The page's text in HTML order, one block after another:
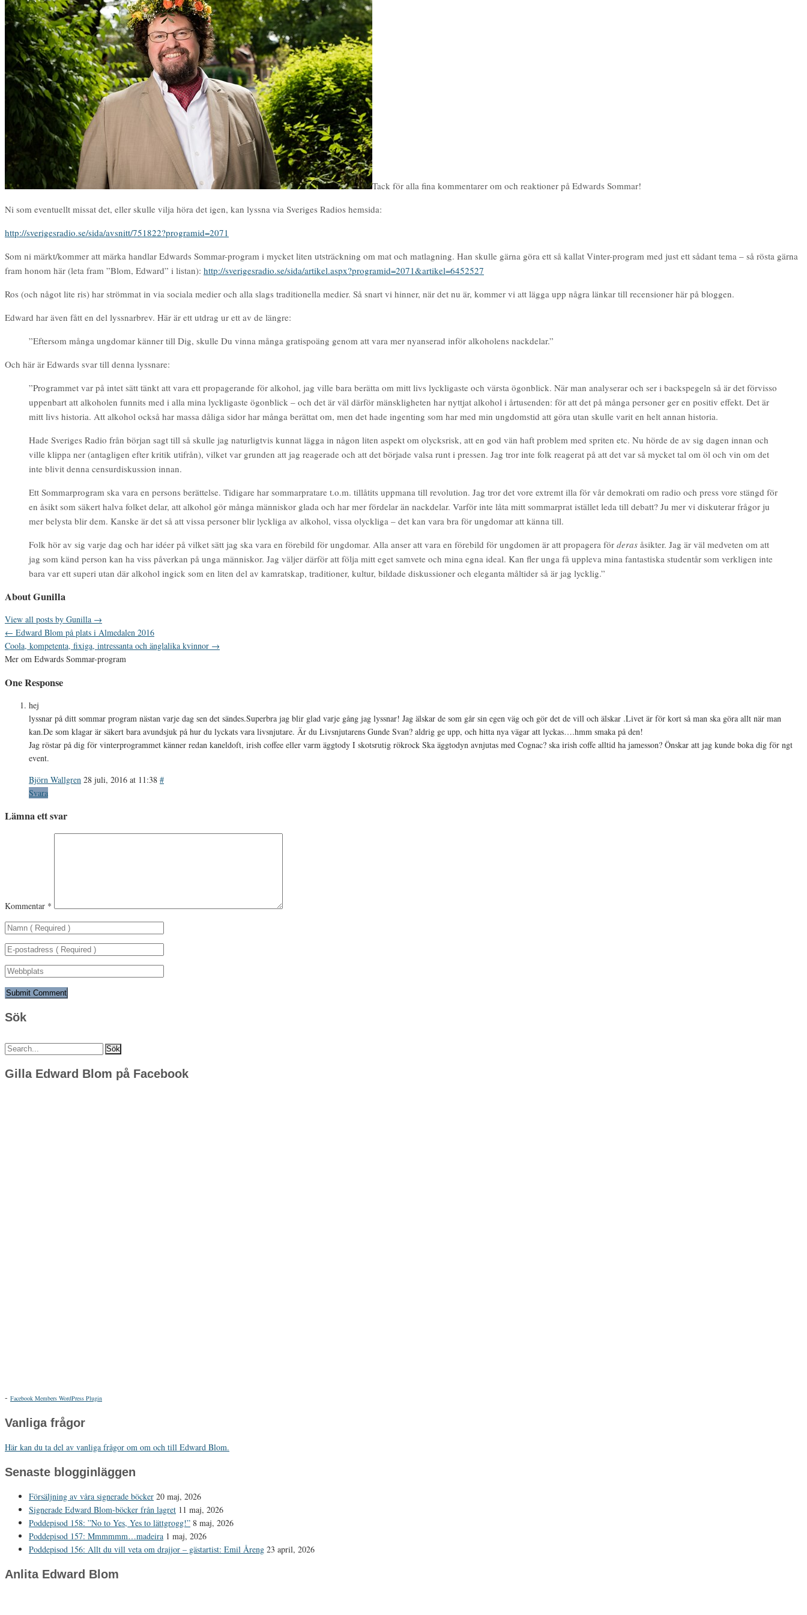
Tack för alla fina kommentarer om och reaktioner på Edwards Sommar!
Ni som eventuellt missat det, eller skulle vilja höra det igen, kan lyssna via Sveriges Radios hemsida:
http://sverigesradio.se/sida/avsnitt/751822?programid=2071
Som ni märkt/kommer att märka handlar Edwards Sommar-program i mycket liten utsträckning om mat och matlagning. Han skulle gärna göra ett så kallat Vinter-program med just ett sådant tema – så rösta gärna
fram honom här (leta fram ”Blom, Edward” i listan): http://sverigesradio.se/sida/artikel.aspx?programid=2071&artikel=6452527
Ros (och något lite ris) har strömmat in via sociala medier och alla slags traditionella medier. Så snart vi hinner, när det nu är, kommer vi att lägga upp några länkar till recensioner här på bloggen.
Edward har även fått en del lyssnarbrev. Här är ett utdrag ur ett av de längre:
”Eftersom många ungdomar känner till Dig, skulle Du vinna många gratispoäng genom att vara mer nyanserad inför alkoholens nackdelar.”
Och här är Edwards svar till denna lyssnare:
”Programmet var på intet sätt tänkt att vara ett propagerande för alkohol, jag ville bara berätta om mitt livs lyckligaste och värsta ögonblick. När man analyserar och ser i backspegeln så är det förvisso
uppenbart att alkoholen funnits med i alla mina lyckligaste ögonblick – och det är väl därför mänskligheten har nyttjat alkohol i årtusenden: för att det på många personer ger en positiv effekt. Det är
mitt livs historia. Att alkohol också har massa dåliga sidor har många berättat om, men det hade ingenting som har med min ungdomstid att göra utan skulle varit en helt annan historia.
Hade Sveriges Radio från början sagt till så skulle jag naturligtvis kunnat lägga in någon liten aspekt om olycksrisk, att en god vän haft problem med spriten etc. Nu hörde de av sig dagen innan och
ville klippa ner (antagligen efter kritik utifrån), vilket var grunden att jag reagerade och att det började valsa runt i pressen. Jag tror inte folk reagerat på att det var så mycket tal om öl och vin om det
inte blivit denna censurdiskussion innan.
Ett Sommarprogram ska vara en persons berättelse. Tidigare har sommarpratare t.o.m. tillåtits uppmana till revolution. Jag tror det vore extremt illa för vår demokrati om radio och press vore stängd för
en åsikt som säkert halva folket delar, att alkohol gör många människor glada och har mer fördelar än nackdelar. Varför inte låta mitt sommarprat istället leda till debatt? Ju mer vi diskuterar frågor ju
mer belysta blir dem. Kanske är det så att vissa personer blir lyckliga av alkohol, vissa olyckliga – det kan vara bra för ungdomar att känna till.
Folk hör av sig varje dag och har idéer på vilket sätt jag ska vara en förebild för ungdomar. Alla anser att vara en förebild för ungdomen är att propagera för deras åsikter. Jag är väl medveten om att
jag som känd person kan ha viss påverkan på unga människor. Jag väljer därför att följa mitt eget samvete och mina egna ideal. Kan fler unga få uppleva mina fantastiska studentår som verkligen inte
bara var ett superi utan där alkohol ingick som en liten del av kamratskap, traditioner, kultur, bildade diskussioner och eleganta måltider så är jag lycklig.”
About Gunilla
View all posts by Gunilla →
← Edward Blom på plats i Almedalen 2016
Coola, kompetenta, fixiga, intressanta och änglalika kvinnor →
Mer om Edwards Sommar-program
One Response
hej
lyssnar på ditt sommar program nästan varje dag sen det sändes.Superbra jag blir glad varje gång jag lyssnar! Jag älskar de som går sin egen väg och gör det de vill och älskar .Livet är för kort så man ska göra allt när man
kan.De som klagar är säkert bara avundsjuk på hur du lyckats vara livsnjutare. Är du Livsnjutarens Gunde Svan? aldrig ge upp, och hitta nya vägar att lyckas….hmm smaka på den!
Jag röstar på dig för vinterprogrammet känner redan kaneldoft, irish coffee eller varm äggtody I skotsrutig rökrock Ska äggtodyn avnjutas med Cognac? ska irish coffe alltid ha jamesson? Önskar att jag kunde boka dig för ngt
event.
Björn Wallgren 28 juli, 2016 at 11:38 #
Svara
Lämna ett svar
Kommentar *
Sök
Sök
Gilla Edward Blom på Facebook
- Facebook Members WordPress Plugin
Vanliga frågor
Här kan du ta del av vanliga frågor om om och till Edward Blom.
Senaste blogginläggen
Försäljning av våra signerade böcker 20 maj, 2026
Signerade Edward Blom-böcker från lagret 11 maj, 2026
Poddepisod 158: ”No to Yes, Yes to lättgrogg!” 8 maj, 2026
Poddepisod 157: Mmmmmm…madeira 1 maj, 2026
Poddepisod 156: Allt du vill veta om drajjor – gästartist: Emil Åreng 23 april, 2026
Anlita Edward Blom